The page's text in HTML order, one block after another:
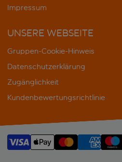
Impressum
UNSERE WEBSEITE
Gruppen-Cookie-Hinweis
Datenschutzerklärung
Zugänglichkeit
Kundenbewertungsrichtlinie